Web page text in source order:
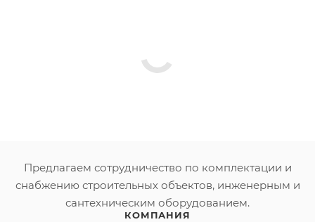
Предлагаем сотрудничество по комплектации и
снабжению строительных объектов, инженерным и
сантехническим оборудованием.
КОМПАНИЯ